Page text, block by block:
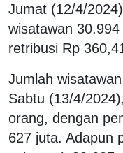
Jumat (12/4/
wisatawan
retribusi Rp
Jumlah
Sabtu (13/4/
orang, dengan
627 juta. Adapun